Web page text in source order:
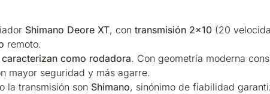
Shimano Deore XT, con transmisión 2×10(20
remoto.
caracterizan como rodadora. Con geometría moderna
mayor seguridad y más agarre.
la transmisión son Shimano, sinónimo de fiabilidad